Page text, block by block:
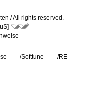
/All rights reserved.
/Softtune /RE